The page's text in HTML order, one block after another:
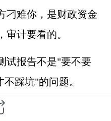
刁难你，是财政资金
审计要看的。
试报告不是"要不要
踩坑"的问题。